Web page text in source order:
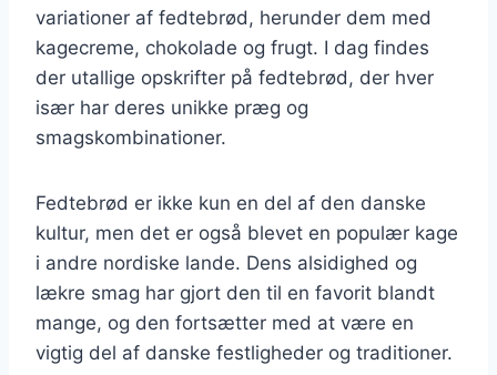
variationer af fedtebrød, herunder dem med
kagecreme, chokolade og frugt. I dag findes
der utallige opskrifter på fedtebrød, der hver
især har deres unikke præg og
smagskombinationer.
Fedtebrød er ikke kun en del af den danske
kultur, men det er også blevet en populær kage
i andre nordiske lande. Dens alsidighed og
lækre smag har gjort den til en favorit blandt
mange, og den fortsætter med at være en
vigtig del af danske festligheder og traditioner.